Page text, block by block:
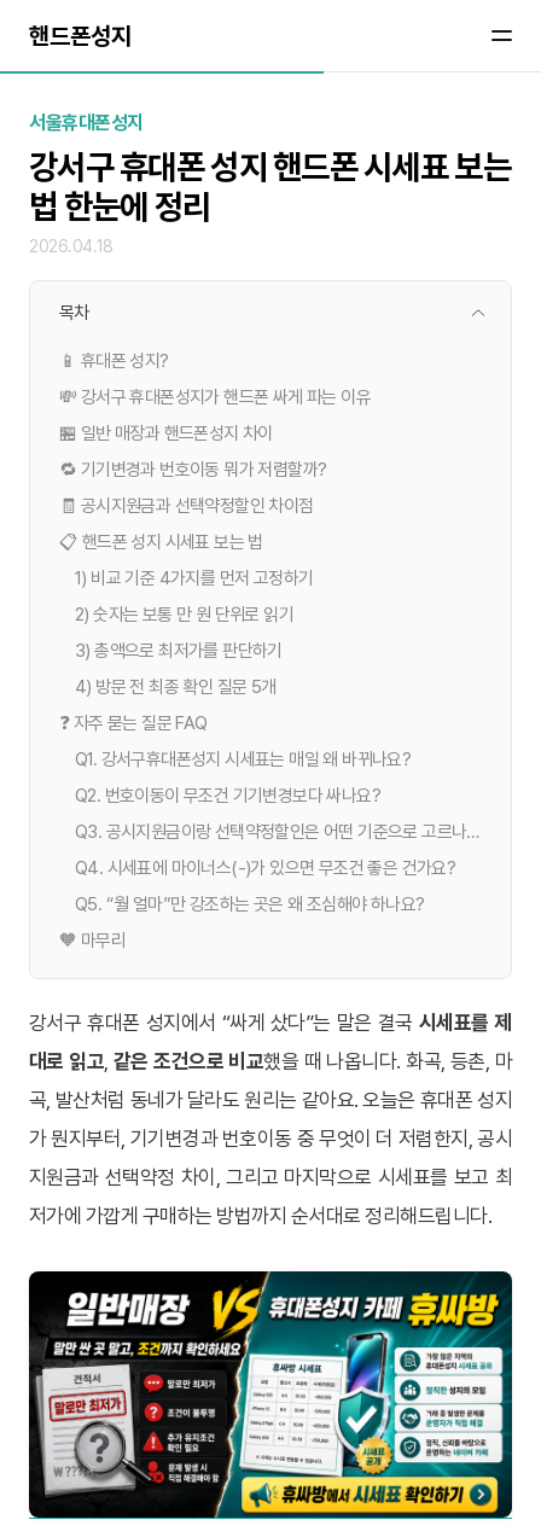
핸드폰성지
서울휴대폰성지
강서구 휴대폰 성지 핸드폰 시세표 보는
법 한눈에 정리
2026.04.18
목차
📱 휴대폰 성지?
💸 강서구 휴대폰성지가 핸드폰 싸게 파는 이유
🏪 일반 매장과 핸드폰성지 차이
🔁 기기변경과 번호이동 뭐가 저렴할까?
🧾 공시지원금과 선택약정할인 차이점
📋 핸드폰 성지 시세표 보는 법
1) 비교 기준 4가지를 먼저 고정하기
2) 숫자는 보통 만 원 단위로 읽기
3) 총액으로 최저가를 판단하기
4) 방문 전 최종 확인 질문 5개
❓ 자주 묻는 질문 FAQ
Q1. 강서구휴대폰성지 시세표는 매일 왜 바뀌나요?
Q2. 번호이동이 무조건 기기변경보다 싸나요?
Q3. 공시지원금이랑 선택약정할인은 어떤 기준으로 고르나요?
Q4. 시세표에 마이너스(-)가 있으면 무조건 좋은 건가요?
Q5. “월 얼마”만 강조하는 곳은 왜 조심해야 하나요?
🧡 마무리
강서구 휴대폰 성지에서 “싸게 샀다”는 말은 결국 시세표를 제
대로 읽고, 같은 조건으로 비교했을 때 나옵니다. 화곡, 등촌, 마
곡, 발산처럼 동네가 달라도 원리는 같아요. 오늘은 휴대폰 성지
가 뭔지부터, 기기변경과 번호이동 중 무엇이 더 저렴한지, 공시
지원금과 선택약정 차이, 그리고 마지막으로 시세표를 보고 최
저가에 가깝게 구매하는 방법까지 순서대로 정리해드립니다.